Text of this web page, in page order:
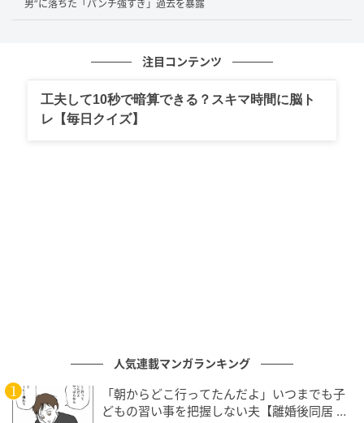
『鍵のかかった部屋』や『謎解きはディナーのあと
れます。こちらも初配信作品が含まれており、ファン
にとっては見逃せない内容です。
SNSでは「最高」「一気見確定」といった熱いコメン
です。ファンからは「一気に振り返れるのがうれし
い」「初配信作品もあって新しい発見がありそう」と
いった声が上がりました。
男”に落ちた「パンチ強すぎ」過去を暴露
注目コンテンツ
工夫して10秒で暗算できる？スキマ時間に脳ト
レ【毎日クイズ】
人気連載マンガランキング
「朝からどこ行ってたんだよ」いつまでも子
どもの習い事を把握しない夫【離婚後同居 Vo